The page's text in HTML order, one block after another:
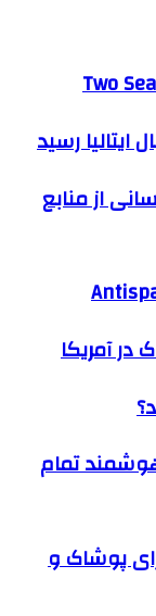
Two
ایتالیا رسید
از منابع
آمریکا
تمام
پوشاک و